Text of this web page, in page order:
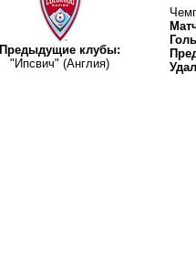
Предыдущие клубы:
"Ипсвич" (Англия)